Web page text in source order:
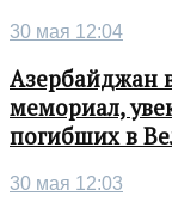
30 мая 12:04
Азербайджан
мемориал,
погибших в
30 мая 12:03